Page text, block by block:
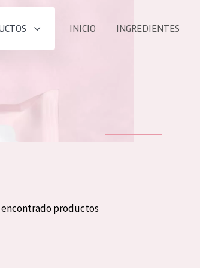
INICIO INGREDIENTES
encontrado productos